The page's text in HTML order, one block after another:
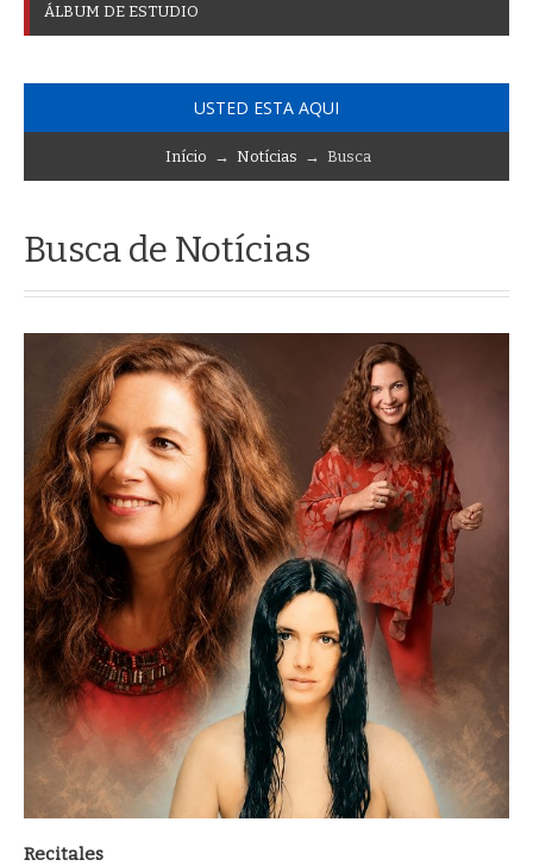
ÁLBUM DE ESTUDIO
USTED ESTA AQUI
Início → Notícias → Busca
Busca de Notícias
Recitales